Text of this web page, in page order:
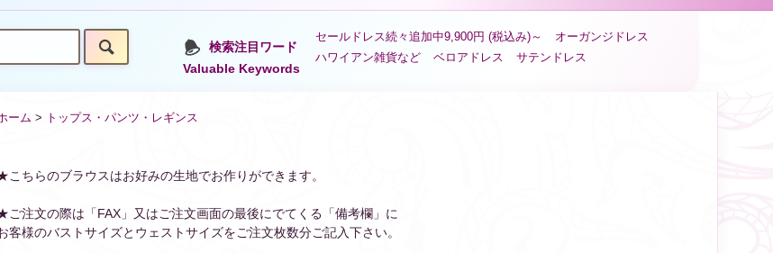
検索注目ワード
Valuable Keywords
セールドレス続々追加中9,900円 (税込み)～
オーガンジドレス
ハワイアン雑貨など
ベロアドレス サテンドレス
ーム > トップス・パンツ・レギンス
こちらのブラウスはお好みの生地でお作りができます。
ご注文の際は「FAX」又はご注文画面の最後にでてくる「備考欄」に
客様のバストサイズとウェストサイズをご注文枚数分ご記入下さい。